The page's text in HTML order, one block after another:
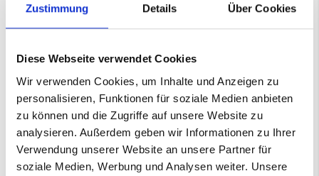
Zustimmung Details Über Cookies
Diese Webseite verwendet Cookies
Wir verwenden Cookies, um Inhalte und Anzeigen zu
personalisieren, Funktionen für soziale Medien anbieten
zu können und die Zugriffe auf unsere Website zu
analysieren. Außerdem geben wir Informationen zu Ihrer
Verwendung unserer Website an unsere Partner für
soziale Medien, Werbung und Analysen weiter. Unsere
Nicht auf Lager
5-8 Werktage